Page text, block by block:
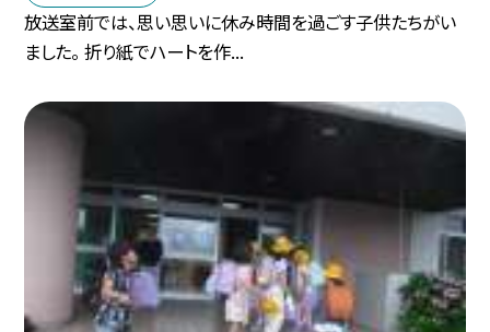
放送室前では、思い思いに休み時間を過ごす子供たちがい
ました。 折り紙でハートを作...